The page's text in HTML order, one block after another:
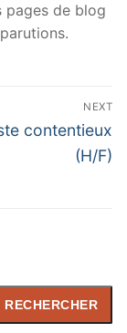
pages de blog
NEXT
contentieux
(H/F)
RECHERCHER